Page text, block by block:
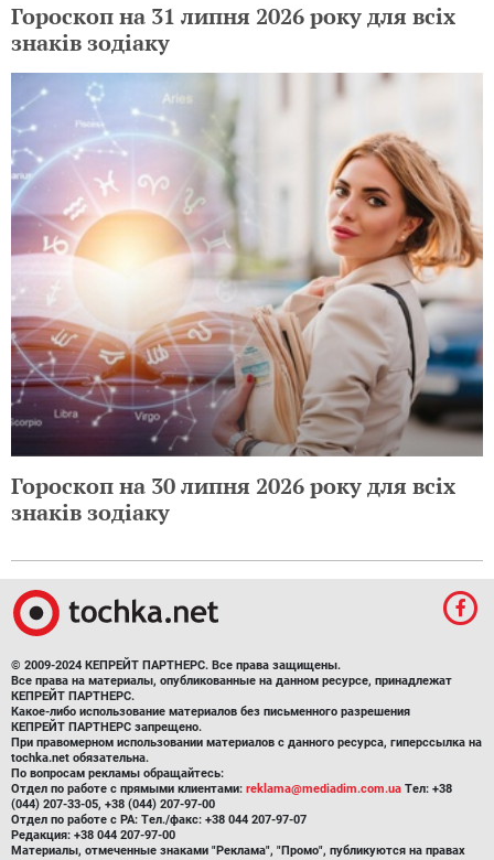
Гороскоп на 31 липня 2026 року для всіх
знаків зодіаку
Гороскоп на 30 липня 2026 року для всіх
знаків зодіаку
© 2009-2024 КЕПРЕЙТ ПАРТНЕРС. Все права защищены.
Все права на материалы, опубликованные на данном ресурсе, принадлежат
КЕПРЕЙТ ПАРТНЕРС.
Какое-либо использование материалов без письменного разрешения
КЕПРЕЙТ ПАРТНЕРС запрещено.
При правомерном использовании материалов с данного ресурса, гиперссылка на
tochka.net обязательна.
По вопросам рекламы обращайтесь:
Отдел по работе с прямыми клиентами: reklama@mediadim.com.ua Тел: +38
(044) 207-33-05, +38 (044) 207-97-00
Отдел по работе с РА: Тел./факс: +38 044 207-97-07
Редакция: +38 044 207-97-00
Материалы, отмеченные знаками "Реклама", "Промо", публикуются на правах